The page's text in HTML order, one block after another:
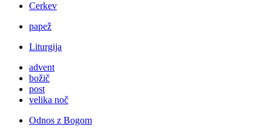
Cerkev
papež
Liturgija
advent
božič
post
velika noč
Odnos z Bogom